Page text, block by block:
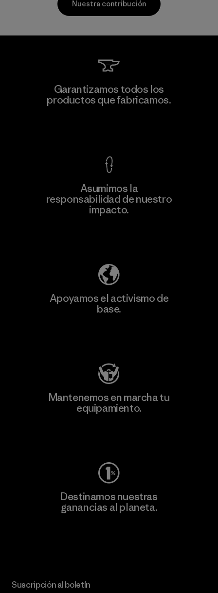
información
Formosa Taffeta Co., Ltd.
Material-supplier
Nuestra contribución
Garantizamos todos los
productos que fabricamos.
Asumimos la
responsabilidad de nuestro
impacto.
Apoyamos el activismo de
base.
Mantenemos en marcha tu
equipamiento.
Destinamos nuestras
ganancias al planeta.
Suscripción al boletín